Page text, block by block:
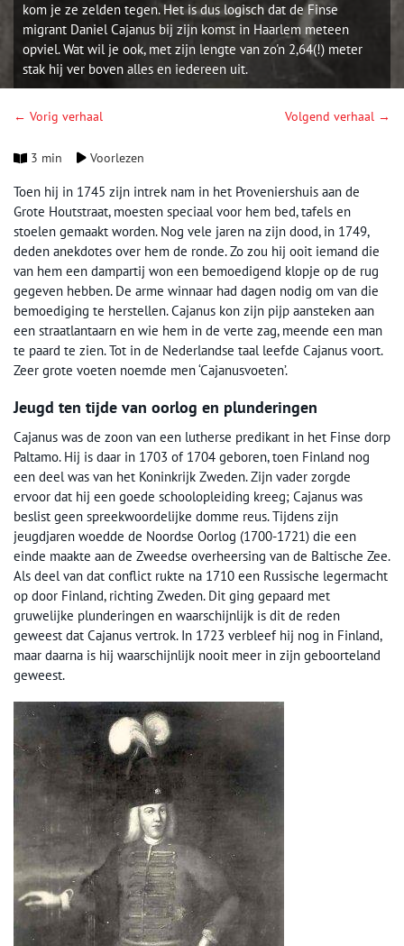
kom je ze zelden tegen. Het is dus logisch dat de Finse
migrant Daniel Cajanus bij zijn komst in Haarlem meteen
opviel. Wat wil je ook, met zijn lengte van zo'n 2,64(!) meter
stak hij ver boven alles en iedereen uit.
← Vorig verhaal Volgend verhaal →
3 min Voorlezen
Toen hij in 1745 zijn intrek nam in het Proveniershuis aan de
Grote Houtstraat, moesten speciaal voor hem bed, tafels en
stoelen gemaakt worden. Nog vele jaren na zijn dood, in 1749,
deden anekdotes over hem de ronde. Zo zou hij ooit iemand die
van hem een dampartij won een bemoedigend klopje op de rug
gegeven hebben. De arme winnaar had dagen nodig om van die
bemoediging te herstellen. Cajanus kon zijn pijp aansteken aan
een straatlantaarn en wie hem in de verte zag, meende een man
te paard te zien. Tot in de Nederlandse taal leefde Cajanus voort.
Zeer grote voeten noemde men ‘Cajanusvoeten’.
Jeugd ten tijde van oorlog en plunderingen
Cajanus was de zoon van een lutherse predikant in het Finse dorp
Paltamo. Hij is daar in 1703 of 1704 geboren, toen Finland nog
een deel was van het Koninkrijk Zweden. Zijn vader zorgde
ervoor dat hij een goede schoolopleiding kreeg; Cajanus was
beslist geen spreekwoordelijke domme reus. Tijdens zijn
jeugdjaren woedde de Noordse Oorlog (1700-1721) die een
einde maakte aan de Zweedse overheersing van de Baltische Zee.
Als deel van dat conflict rukte na 1710 een Russische legermacht
op door Finland, richting Zweden. Dit ging gepaard met
gruwelijke plunderingen en waarschijnlijk is dit de reden
geweest dat Cajanus vertrok. In 1723 verbleef hij nog in Finland,
maar daarna is hij waarschijnlijk nooit meer in zijn geboorteland
geweest.